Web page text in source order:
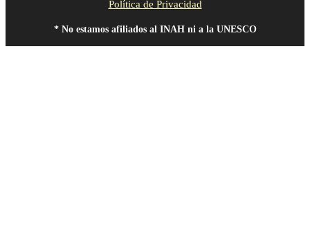
Política de Privacidad
* No estamos afiliados al INAH ni a la UNESCO